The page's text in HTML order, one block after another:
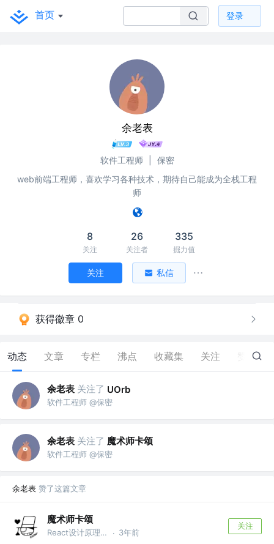
首页 登录
余老表
软件工程师
保密
web前端工程师，喜欢学习各种技术，期待自己能成为全栈工程
师
8
关注
26
关注者
335
掘力值
关注 私信
获得徽章 0
动态 文章 专栏 沸点 收藏集 关注 63
余老表 关注了 UOrb
软件工程师 @保密
余老表 关注了 魔术师卡颂
软件工程师 @保密
余老表 赞了这篇文章
魔术师卡颂
React设计原理 作者 @裸辞前是前端｜自由职业3年 · 3年前
关注